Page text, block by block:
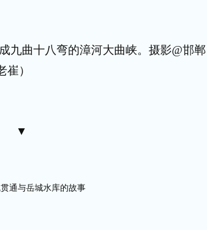
九曲十八弯的漳河大曲峡。摄影@邯郸
崔）
▼